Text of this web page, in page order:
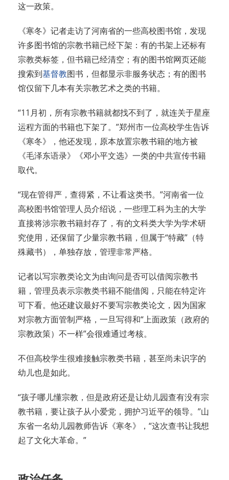
这一政策。
《寒冬》记者走访了河南省的一些高校图书馆，发现
许多图书馆的宗教书籍已经下架：有的书架上还标有
宗教类标签，但书籍已经清空；有的图书馆网页还能
搜索到基督教图书，但都显示非服务状态；有的图书
馆仅留下几本有关宗教艺术之类的书籍。
“11月初，所有宗教书籍就都找不到了，就连关于星座
运程方面的书籍也下架了。”郑州市一位高校学生告诉
《寒冬》，他还发现，原本放置宗教书籍的地方被
《毛泽东语录》《邓小平文选》一类的中共宣传书籍
取代。
“现在管得严，查得紧，不让看这类书。”河南省一位
高校图书馆管理人员介绍说，一些理工科为主的大学
直接将涉宗教书籍封存了，有的文科类大学为学术研
究使用，还保留了少量宗教书籍，但属于“特藏”（特
殊藏书），单独存放，管理非常严格。
记者以写宗教类论文为由询问是否可以借阅宗教书
籍，管理员表示宗教类书籍不能借阅，只能在特定许
可下看。他还建议最好不要写宗教类论文，因为国家
对宗教方面管制严格，一旦写得和“上面政策（政府的
宗教政策）不一样”会很难通过考核。
不但高校学生很难接触宗教类书籍，甚至尚未识字的
幼儿也是如此。
“孩子哪儿懂宗教，但是政府还是让幼儿园查有没有宗
教书籍，要让孩子从小爱党，拥护习近平的领导。”山
东省一名幼儿园教师告诉《寒冬》，“这次查书让我想
起了文化大革命。”